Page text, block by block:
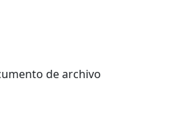
de archivo